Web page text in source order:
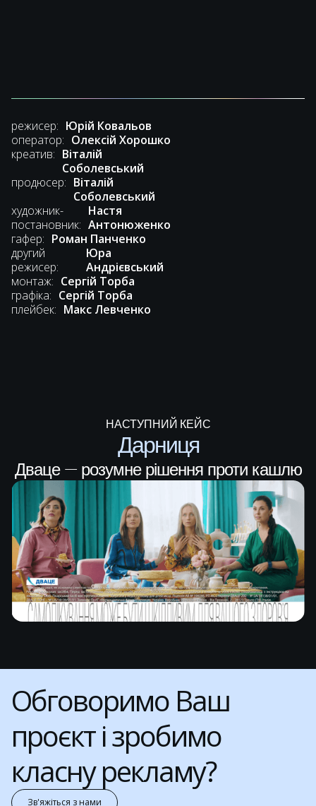
режисер: Юрій Ковальов
оператор: Олексій Хорошко
креатив: Віталій
Соболевський
продюсер: Віталій
Соболевський
художник-
постановник:
Настя
Антонюженко
гафер: Роман Панченко
другий
режисер:
Юра
Андрієвський
монтаж: Сергій Торба
графіка: Сергій Торба
плейбек: Макс Левченко
НАСТУПНИЙ КЕЙС
Дарниця
Дваце — розумне рішення проти кашлю
Обговоримо Ваш
проєкт і зробимо
класну рекламу?
Зв'яжіться з нами